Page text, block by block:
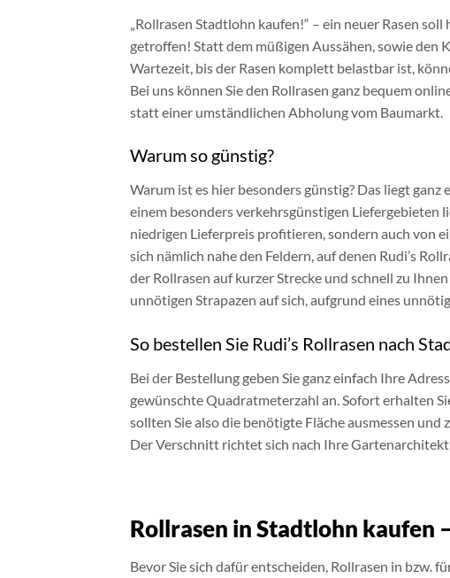
„Rollrasen Stadtlohn kaufen!“ – ein neuer Rasen
getroffen! Statt dem müßigen Aussähen, sowie den
Wartezeit, bis der Rasen komplett belastbar ist,
Bei uns können Sie den Rollrasen ganz bequem
statt einer umständlichen Abholung vom Baumarkt.
Warum so günstig?
Warum ist es hier besonders günstig? Das liegt
einem besonders verkehrsgünstigen Liefergebieten
niedrigen Lieferpreis profitieren, sondern auch von
sich nämlich nahe den Feldern, auf denen Rudi’s
der Rollrasen auf kurzer Strecke und schnell zu
unnötigen Strapazen auf sich, aufgrund eines
So bestellen Sie Rudi’s Rollrasen nach
Bei der Bestellung geben Sie ganz einfach Ihre
gewünschte Quadratmeterzahl an. Sofort erhalten
sollten Sie also die benötigte Fläche ausmessen
Der Verschnitt richtet sich nach Ihre
Rollrasen in Stadtlohn kaufen
Bevor Sie sich dafür entscheiden, Rollrasen in bzw.